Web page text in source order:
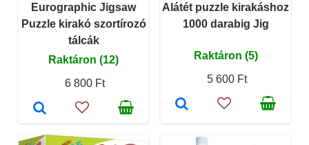
Eurographic Jigsaw
Puzzle kirakó szortírozó
tálcák
Raktáron (12)
6 800 Ft
Alátét puzzle kirakáshoz
1000 darabig Jig
Raktáron (5)
5 600 Ft